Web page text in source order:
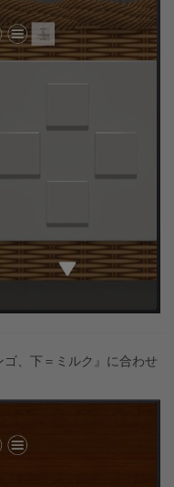
ゴ、下＝ミルク』に合わせ